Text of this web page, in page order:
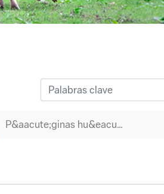
P&aacute;ginas hu&eacute;rfanas